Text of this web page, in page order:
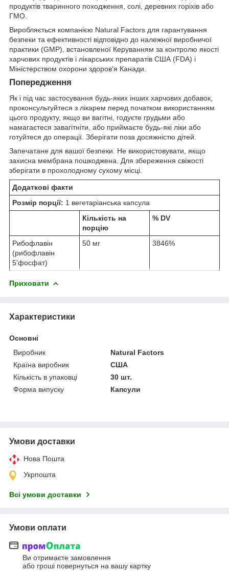
продуктів тваринного походження, солі, деревних горіхів або
ГМО.
Виробляється компанією Natural Factors для гарантування
безпеки та ефективності відповідно до належної виробничої
практики (GMP), встановленої Керуванням за контролю якості
харчових продуктів і лікарських препаратів США (FDA) і
Міністерством охорони здоров'я Канади.
Попередження
Як і під час застосування будь-яких інших харчових добавок,
проконсультуйтеся з лікарем перед початком використанням
цього продукту, якщо ви вагітні, годуєте грудьми або
намагаєтеся завагітніти, або приймаєте будь-які ліки або
готуйтеся до операції. Зберігати поза досяжністю дітей.
Запечатане для вашої безпеки. Не використовувати, якщо
захисна мембрана пошкоджена. Для збереження свіжості
зберігати в прохолодному сухому місці.
Додаткові факти
Розмір порції: 1 вегетаріанська капсула
Кількість на
порцію
% DV
Рибофлавін
(рибофлавін
5'фосфат)
50 мг 3846%
Приховати
Характеристики
Основні
Виробник
Natural Factors
Країна виробник
США
Кількість в упаковці
30 шт.
Форма випуску
Капсули
Умови доставки
Нова Пошта
Укрпошта
Всі умови доставки
Умови оплати
Ви отримаєте замовлення
або гроші повернуться на вашу картку